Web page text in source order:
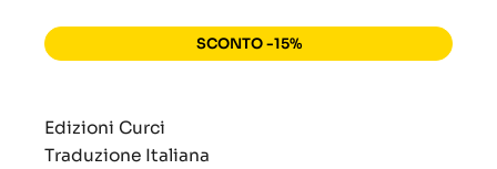
SCONTO -15%
Edizioni Curci
Traduzione Italiana